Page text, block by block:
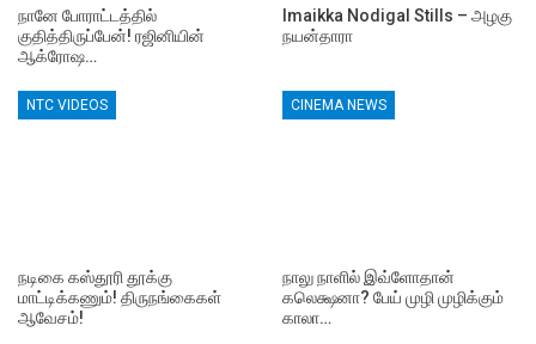
நானே போராட்டத்தில்
குதித்திருப்பேன்! ரஜினியின்
ஆக்ரோஷ…
Imaikka Nodigal Stills – அழகு
நயன்தாரா
NTC VIDEOS
நடிகை கஸ்தூரி தூக்கு
மாட்டிக்கணும்! திருநங்கைகள்
ஆவேசம்!
CINEMA NEWS
நாலு நாளில் இவ்ளோதான்
கலெக்ஷனா? பேய் முழி முழிக்கும்
காலா…